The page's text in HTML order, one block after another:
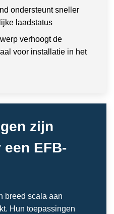
ondersteunt sneller
laadstatus
verhoogt de
voor installatie in het
zijn
EFB-
breed scala aan
Hun toepassingen